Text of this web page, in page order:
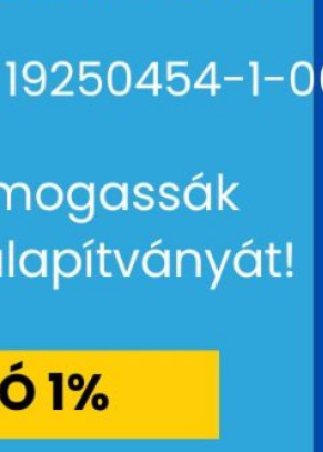
Hogyan alakul a gyerekek egy
Hány fős a tanári kar?
Milyen korú gyerekek
iskolába?
Elhozhatom a gyermekemet
Lesznek szünetek a tanév